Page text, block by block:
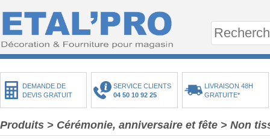
DEMANDE DE
DEVIS GRATUIT
SERVICE CLIENTS
04 50 10 92 25
LIVRAISON 48H
GRATUITE*
Produits > Cérémonie, anniversaire et fête > Non